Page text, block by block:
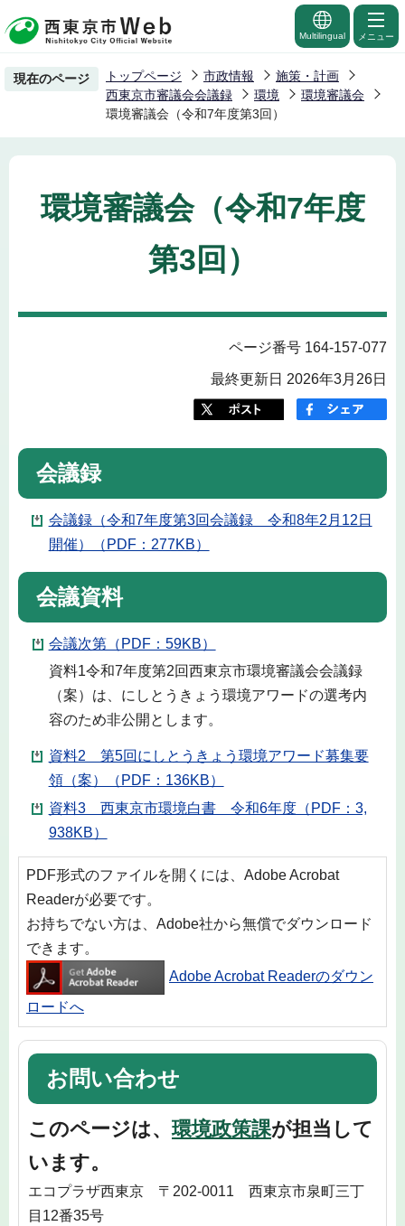
の
ー
の
先
Multilingual メニュー
現在のページ トップページ 市政情報
施策・計画
西東京市審議会会議録
環境
環境審議会
環境審議会（令和7年度第3回）
環境審議会（令和7年度
第3回）
ページ番号 164-157-077
最終更新日 2026年3月26日
会議録
会議録（令和7年度第3回会議録 令和8年2月12日
開催）（PDF：277KB）
会議資料
会議次第（PDF：59KB）
資料1令和7年度第2回西東京市環境審議会会議録
（案）は、にしとうきょう環境アワードの選考内
容のため非公開とします。
資料2 第5回にしとうきょう環境アワード募集要
領（案）（PDF：136KB）
資料3 西東京市環境白書 令和6年度（PDF：3,
938KB）
PDF形式のファイルを開くには、Adobe Acrobat
Readerが必要です。
お持ちでない方は、Adobe社から無償でダウンロード
できます。
Adobe Acrobat Readerのダウン
ロードへ
お問い合わせ
このページは、環境政策課が担当して
います。
エコプラザ西東京 〒202-0011 西東京市泉町三丁
目12番35号